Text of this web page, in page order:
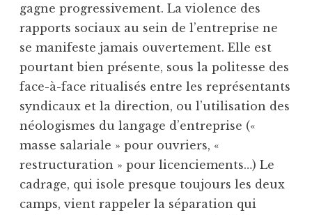
gagne progressivement. La violence des
rapports sociaux au sein de l’entreprise ne
se manifeste jamais ouvertement. Elle est
pourtant bien présente, sous la politesse des
face-à-face ritualisés entre les représentants
syndicaux et la direction, ou l’utilisation des
néologismes du langage d’entreprise («
masse salariale » pour ouvriers, «
restructuration » pour licenciements…) Le
cadrage, qui isole presque toujours les deux
camps, vient rappeler la séparation qui